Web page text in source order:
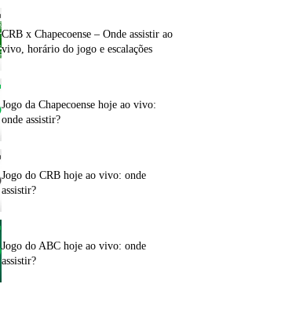
CRB x Chapecoense – Onde assistir ao
vivo, horário do jogo e escalações
Jogo da Chapecoense hoje ao vivo:
onde assistir?
Jogo do CRB hoje ao vivo: onde
assistir?
Jogo do ABC hoje ao vivo: onde
assistir?